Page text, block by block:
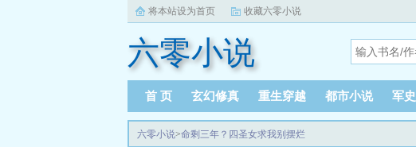
将本站设为首页 收藏六零小说
六零小说
首 页 玄幻修真 重生穿越 都市小说 军
六零小说>命剩三年？四圣女求我别摆烂